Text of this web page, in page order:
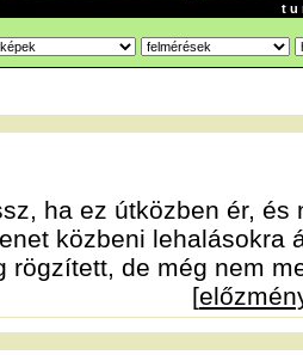
t u
ha ez útközben ér, és
közbeni lehalásokra
rögzített, de még nem
[